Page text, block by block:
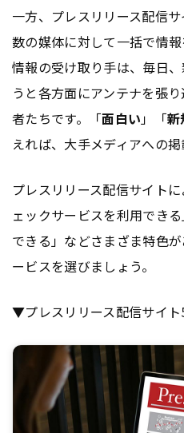
一方、プレスリリース配信
数の媒体に対して一括で情報
情報の受け取り手は、毎日
うと各方面にアンテナを張
者たちです。「面白い」「新
えれば、大手メディアへの掲
プレスリリース配信サイト
ェックサービスを利用でき
できる」などさまざま特色
ービスを選びましょう。
▼プレスリリース配信サイト